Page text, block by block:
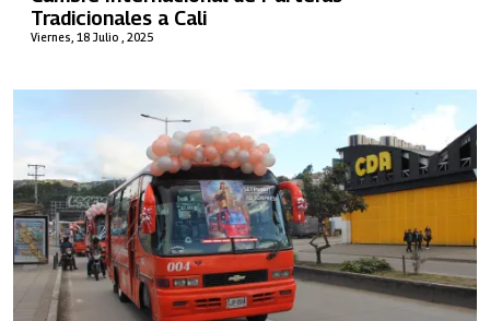
Viernes, 18 Julio , 2025
Tradicionales a Cali